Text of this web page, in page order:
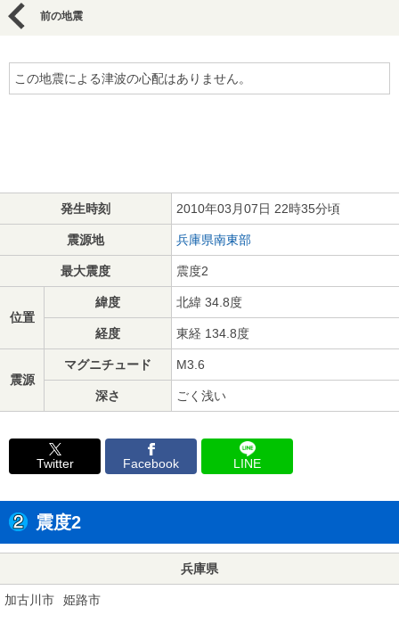
前の地震
この地震による津波の心配はありません。
発生時刻 2010年03月07日 22時35分頃
震源地 兵庫県南東部
最大震度 震度2
位置
緯度 北緯 34.8度
経度 東経 134.8度
震源
マグニチュード M3.6
深さ ごく浅い
Twitter Facebook LINE
震度2
兵庫県
加古川市 姫路市